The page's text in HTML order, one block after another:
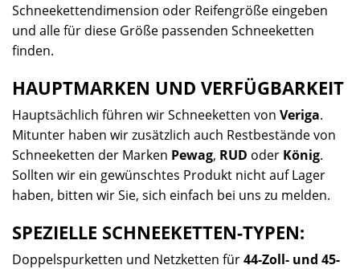
Schneekettendimension oder Reifengröße eingeben
und alle für diese Größe passenden Schneeketten
finden.
HAUPTMARKEN UND VERFÜGBARKEIT
Hauptsächlich führen wir Schneeketten von Veriga.
Mitunter haben wir zusätzlich auch Restbestände von
Schneeketten der Marken Pewag, RUD oder König.
Sollten wir ein gewünschtes Produkt nicht auf Lager
haben, bitten wir Sie, sich einfach bei uns zu melden.
SPEZIELLE SCHNEEKETTEN-TYPEN:
Doppelspurketten und Netzketten für44-Zoll- und 45-